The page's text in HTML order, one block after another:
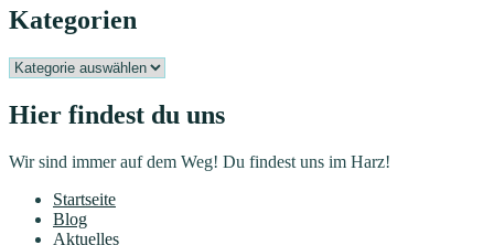
Kategorien
Kategorien
Hier findest du uns
Wir sind immer auf dem Weg! Du findest uns im Harz!
Startseite
Blog
Aktuelles